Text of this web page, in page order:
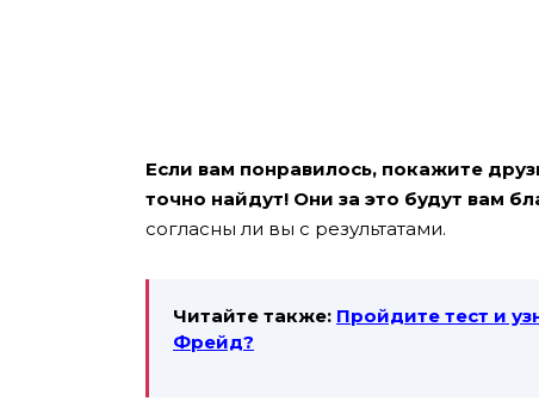
Если вам понравилось, покажите
точно найдут! Они за это будут вам
согласны ли вы с результатами.
Читайте также: Пройдите тест и
Фрейд?